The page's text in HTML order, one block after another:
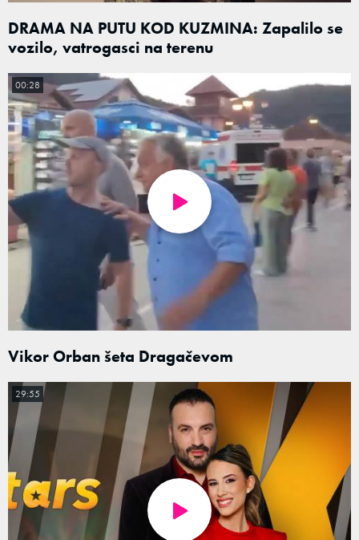
DRAMA NA PUTU KOD KUZMINA: Zapalilo se
vozilo, vatrogasci na terenu
Vikor Orban šeta Dragačevom
00:28
29:55